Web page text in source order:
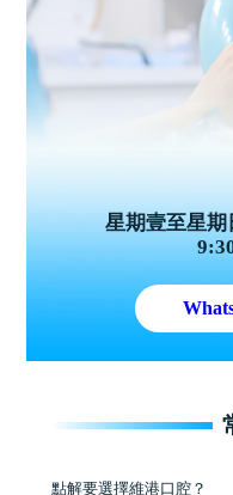
星期壹至星
點解要選擇維港口腔？